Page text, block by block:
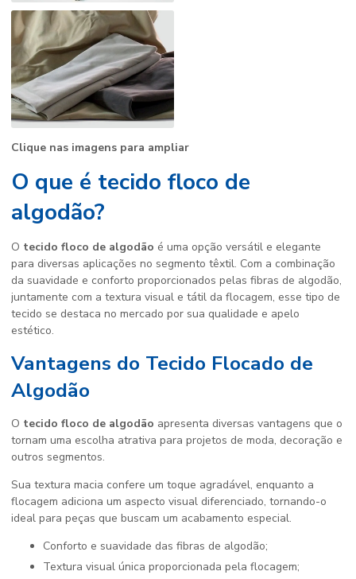
Clique nas imagens para ampliar
O que é tecido floco de
algodão?
O tecido floco de algodão é uma opção versátil e elegante
para diversas aplicações no segmento têxtil. Com a combinação
da suavidade e conforto proporcionados pelas fibras de algodão,
juntamente com a textura visual e tátil da flocagem, esse tipo de
tecido se destaca no mercado por sua qualidade e apelo
estético.
Vantagens do Tecido Flocado de
Algodão
O tecido floco de algodão apresenta diversas vantagens que o
tornam uma escolha atrativa para projetos de moda, decoração e
outros segmentos.
Sua textura macia confere um toque agradável, enquanto a
flocagem adiciona um aspecto visual diferenciado, tornando-o
ideal para peças que buscam um acabamento especial.
Conforto e suavidade das fibras de algodão;
Textura visual única proporcionada pela flocagem;